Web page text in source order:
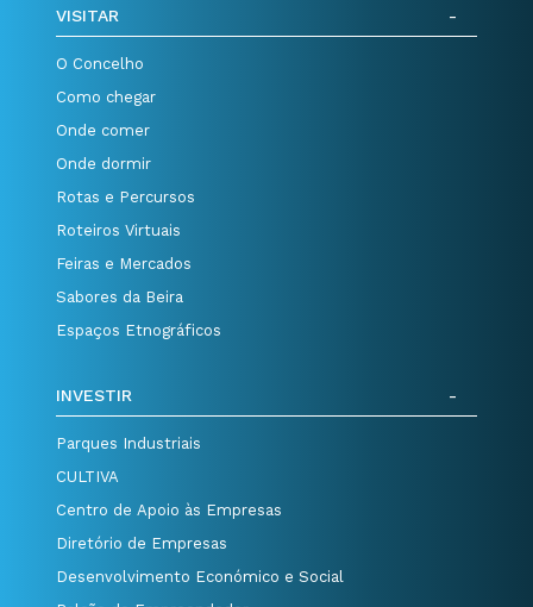
VISITAR
O Concelho
Como chegar
Onde comer
Onde dormir
Rotas e Percursos
Roteiros Virtuais
Feiras e Mercados
Sabores da Beira
Espaços Etnográficos
INVESTIR
Parques Industriais
CULTIVA
Centro de Apoio às Empresas
Diretório de Empresas
Desenvolvimento Económico e Social